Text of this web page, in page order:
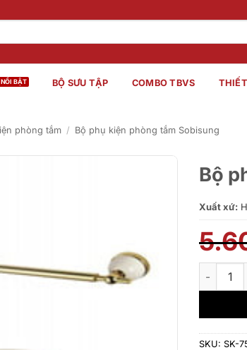
BỘ SƯU TẬP COMBO TBVS
phòng tắm / Bộ phụ kiện phòng tắm Sobisung
Bộ
Xuất xứ:
Bộ phụ
SKU: SK-